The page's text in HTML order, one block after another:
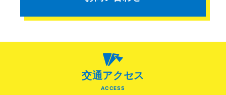
交通アクセス
ACCESS